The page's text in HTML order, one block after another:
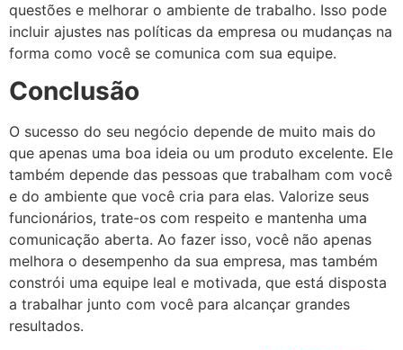
questões e melhorar o ambiente de trabalho. Isso pode
incluir ajustes nas políticas da empresa ou mudanças na
forma como você se comunica com sua equipe.
Conclusão
O sucesso do seu negócio depende de muito mais do
que apenas uma boa ideia ou um produto excelente. Ele
também depende das pessoas que trabalham com você
e do ambiente que você cria para elas. Valorize seus
funcionários, trate-os com respeito e mantenha uma
comunicação aberta. Ao fazer isso, você não apenas
melhora o desempenho da sua empresa, mas também
constrói uma equipe leal e motivada, que está disposta
a trabalhar junto com você para alcançar grandes
resultados.